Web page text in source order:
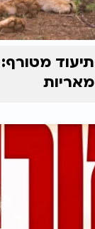
תיעוד
מאריות